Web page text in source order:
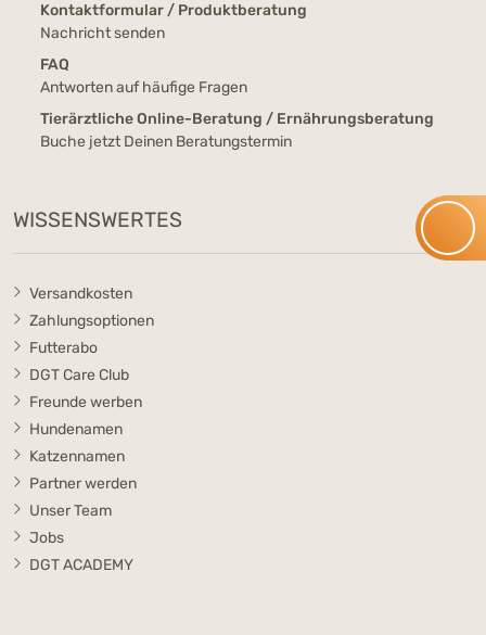
Kontaktformular / Produktberatung
Nachricht senden
FAQ
Antworten auf häufige Fragen
Tierärztliche Online-Beratung / Ernährungsberatung
Buche jetzt Deinen Beratungstermin
WISSENSWERTES
Versandkosten
Zahlungsoptionen
Futterabo
DGT Care Club
Freunde werben
Hundenamen
Katzennamen
Partner werden
Unser Team
Jobs
DGT ACADEMY